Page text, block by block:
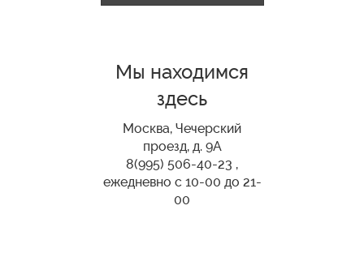
Мы находимся
здесь
Москва, Чечерский
проезд, д. 9А
8(995) 506-40-23 ,
ежедневно с 10-00 до 21-
00